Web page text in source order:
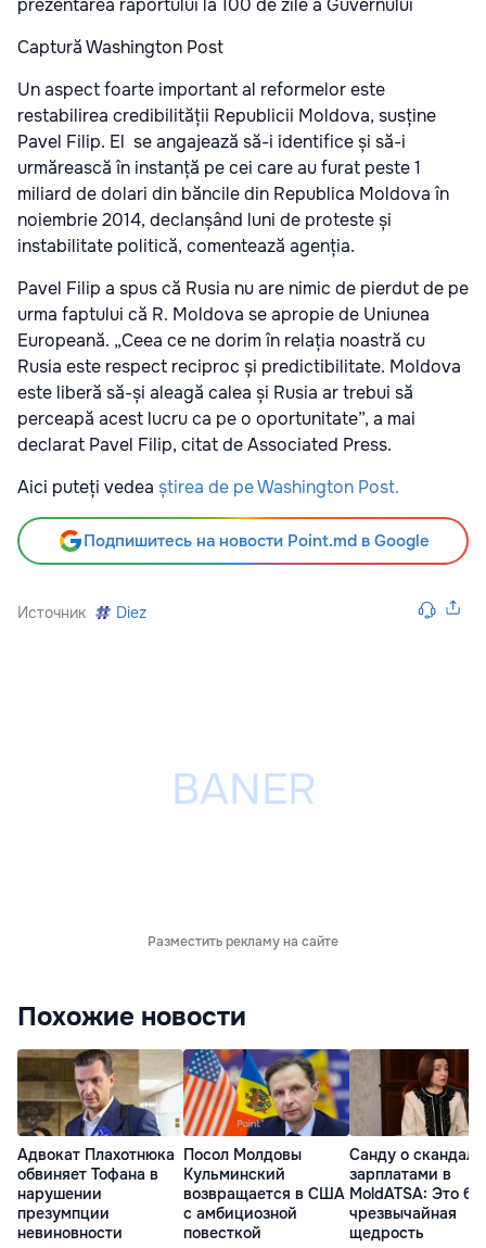
Captură Washington Post
Un aspect foarte important al reformelor este
restabilirea credibilității Republicii Moldova, susține
Pavel Filip. El se angajează să-i identifice și să-i
urmărească în instanță pe cei care au furat peste 1
miliard de dolari din băncile din Republica Moldova în
noiembrie 2014, declanșând luni de proteste și
instabilitate politică, comentează agenția.
Pavel Filip a spus că Rusia nu are nimic de pierdut de pe
urma faptului că R. Moldova se apropie de Uniunea
Europeană. „Ceea ce ne dorim în relația noastră cu
Rusia este respect reciproc și predictibilitate. Moldova
este liberă să-și aleagă calea și Rusia ar trebui să
perceapă acest lucru ca pe o oportunitate”, a mai
declarat Pavel Filip, citat de Associated Press.
Aici puteți vedea știrea de pe Washington Post.
Подпишитесь на новости Point.md в Google
Источник Diez
Разместить рекламу на сайте
Похожие новости
Адвокат Плахотнюка
обвиняет Тофана в
нарушении
презумпции
невиновности
Посол Молдовы
Кульминский
возвращается в США
с амбициозной
повесткой
Санду о
зарплатами в
MoldATSA: Это
чрезвычайная
щедрость